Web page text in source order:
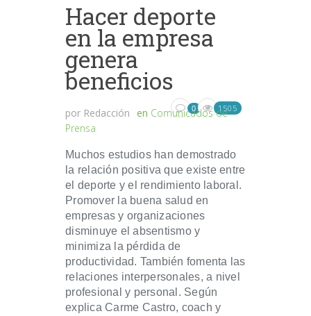
Hacer deporte
en la empresa
genera
beneficios
por Redacción en Comunicados de
Prensa
0 1505
Muchos estudios han demostrado
la relación positiva que existe entre
el deporte y el rendimiento laboral.
Promover la buena salud en
empresas y organizaciones
disminuye el absentismo y
minimiza la pérdida de
productividad. También fomenta las
relaciones interpersonales, a nivel
profesional y personal. Según
explica Carme Castro, coach y